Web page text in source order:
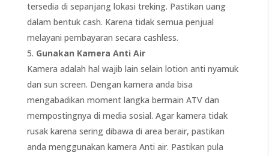
tersedia di sepanjang lokasi treking. Pastikan uang
dalam bentuk cash. Karena tidak semua penjual
melayani pembayaran secara cashless.
Gunakan Kamera Anti Air
Kamera adalah hal wajib lain selain lotion anti nyamuk
dan sun screen. Dengan kamera anda bisa
mengabadikan moment langka bermain ATV dan
mempostingnya di media sosial. Agar kamera tidak
rusak karena sering dibawa di area berair, pastikan
anda menggunakan kamera Anti air. Pastikan pula